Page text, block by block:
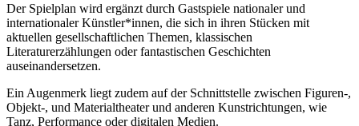
Der Spielplan wird ergänzt durch Gastspiele nationaler und
internationaler Künstler*innen, die sich in ihren Stücken mit
aktuellen gesellschaftlichen Themen, klassischen
Literaturerzählungen oder fantastischen Geschichten
auseinandersetzen.
Ein Augenmerk liegt zudem auf der Schnittstelle zwischen Figuren-,
Objekt-, und Materialtheater und anderen Kunstrichtungen, wie
Tanz, Performance oder digitalen Medien.